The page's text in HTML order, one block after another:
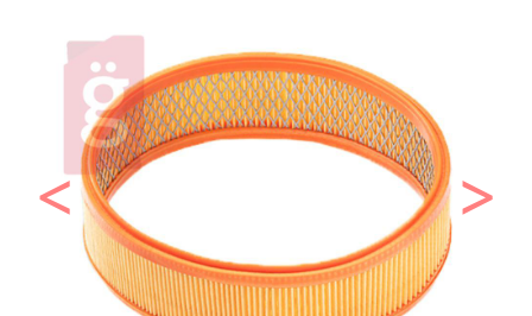
Előző